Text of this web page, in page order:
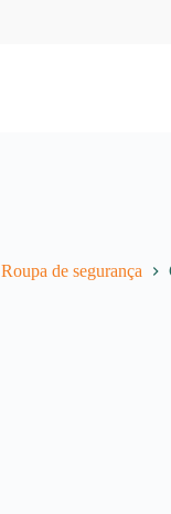
Roupa de segurança